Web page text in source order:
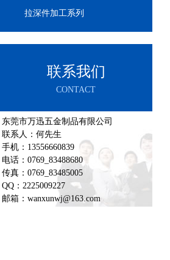
拉深件加工系列
联系我们
CONTACT
东莞市万迅五金制品有限公司
联系人：何先生
手机：13556660839
电话：0769_83488680
传真：0769_83485005
QQ：2225009227
邮箱：wanxunwj@163.com